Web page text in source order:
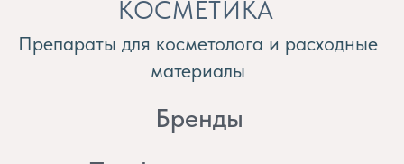
Профессиональная
Препараты косметолога
Доставка